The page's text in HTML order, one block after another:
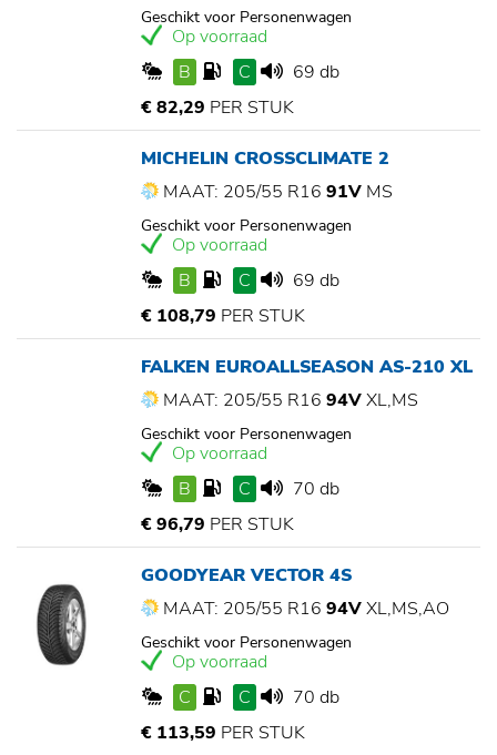
Geschikt voor Personenwagen
Op voorraad
B
C
69 db
€ 82,29 PER STUK
MICHELIN CROSSCLIMATE 2
MAAT: 205/55 R16 91V MS
Geschikt voor Personenwagen
Op voorraad
B
C
69 db
€ 108,79 PER STUK
FALKEN EUROALLSEASON AS-210 XL
MAAT: 205/55 R16 94VXL,MS
Geschikt voor Personenwagen
Op voorraad
B
C
70 db
€ 96,79 PER STUK
GOODYEAR VECTOR 4S
MAAT: 205/55 R16 94VXL,MS,AO
Geschikt voor Personenwagen
Op voorraad
C
C
70 db
€ 113,59 PER STUK